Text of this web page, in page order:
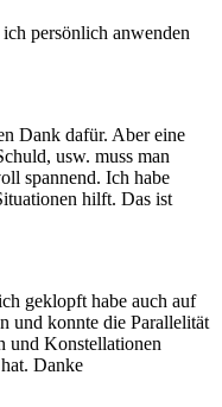
persönlich anwenden
Dank dafür. Aber eine
usw. muss man
spannend. Ich habe
hilft. Das ist
geklopft habe auch auf
und konnte die Parallelität
und Konstellationen
Danke